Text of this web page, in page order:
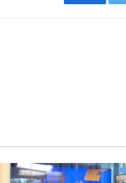
Facebook